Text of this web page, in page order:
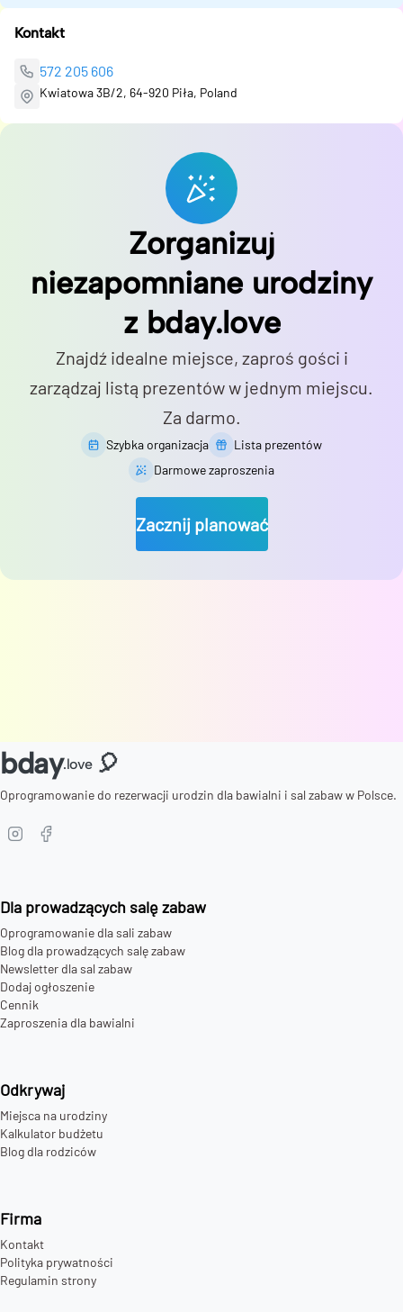
Kontakt
572 205 606
Kwiatowa 3B/2, 64-920 Piła, Poland
Zorganizuj
niezapomniane urodziny
z bday.love
Znajdź idealne miejsce, zaproś gości i
zarządzaj listą prezentów w jednym miejscu.
Za darmo.
Szybka organizacja
Lista prezentów
Darmowe zaproszenia
Zacznij planować
bday.love 🎈
Oprogramowanie do rezerwacji urodzin dla bawialni i sal zabaw w Polsce.
Dla prowadzących salę zabaw
Oprogramowanie dla sali zabaw
Blog dla prowadzących salę zabaw
Newsletter dla sal zabaw
Dodaj ogłoszenie
Cennik
Zaproszenia dla bawialni
Odkrywaj
Miejsca na urodziny
Kalkulator budżetu
Blog dla rodziców
Firma
Kontakt
Polityka prywatności
Regulamin strony